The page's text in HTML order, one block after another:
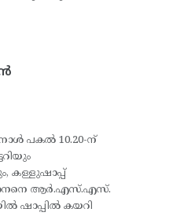
പകല്‍ 10.20-ന്
കള്ളുഷാപ്പ്
ആര്‍.എസ്.എസ്.
ഷാപ്പില്‍ കയറി